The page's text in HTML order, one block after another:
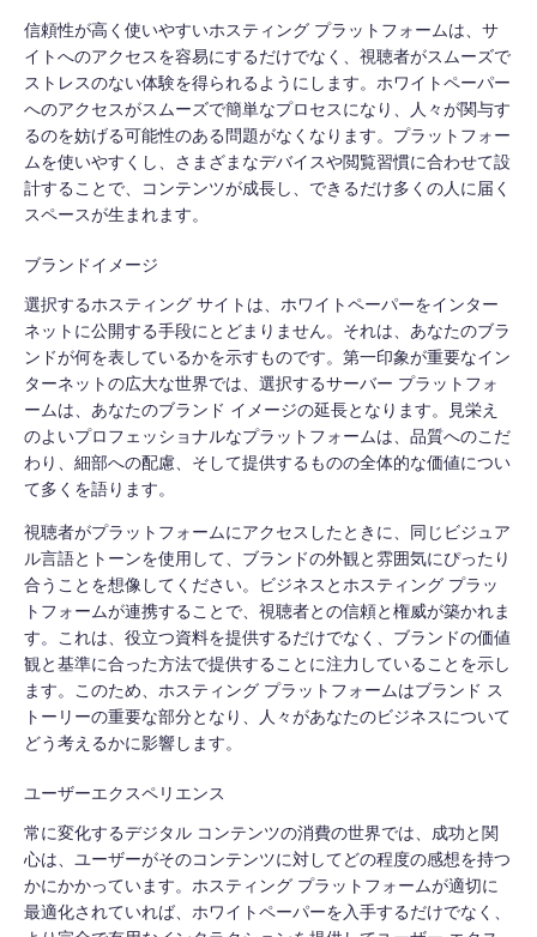
信頼性が高く使いやすいホスティング プラットフォームは、サ
イトへのアクセスを容易にするだけでなく、視聴者がスムーズで
ストレスのない体験を得られるようにします。ホワイトペーパー
へのアクセスがスムーズで簡単なプロセスになり、人々が関与す
るのを妨げる可能性のある問題がなくなります。プラットフォー
ムを使いやすくし、さまざまなデバイスや閲覧習慣に合わせて設
計することで、コンテンツが成長し、できるだけ多くの人に届く
スペースが生まれます。
ブランドイメージ
選択するホスティング サイトは、ホワイトペーパーをインター
ネットに公開する手段にとどまりません。それは、あなたのブラ
ンドが何を表しているかを示すものです。第一印象が重要なイン
ターネットの広大な世界では、選択するサーバー プラットフォ
ームは、あなたのブランド イメージの延長となります。見栄え
のよいプロフェッショナルなプラットフォームは、品質へのこだ
わり、細部への配慮、そして提供するものの全体的な価値につい
て多くを語ります。
視聴者がプラットフォームにアクセスしたときに、同じビジュア
ル言語とトーンを使用して、ブランドの外観と雰囲気にぴったり
合うことを想像してください。ビジネスとホスティング プラッ
トフォームが連携することで、視聴者との信頼と権威が築かれま
す。これは、役立つ資料を提供するだけでなく、ブランドの価値
観と基準に合った方法で提供することに注力していることを示し
ます。このため、ホスティング プラットフォームはブランド ス
トーリーの重要な部分となり、人々があなたのビジネスについて
どう考えるかに影響します。
ユーザーエクスペリエンス
常に変化するデジタル コンテンツの消費の世界では、成功と関
心は、ユーザーがそのコンテンツに対してどの程度の感想を持つ
かにかかっています。ホスティング プラットフォームが適切に
最適化されていれば、ホワイトペーパーを入手するだけでなく、